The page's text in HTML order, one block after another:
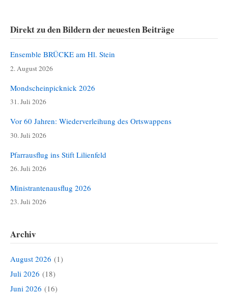
Direkt zu den Bildern der neuesten Beiträge
Ensemble BRÜCKE am Hl. Stein
2. August 2026
Mondscheinpicknick 2026
31. Juli 2026
Vor 60 Jahren: Wiederverleihung des Ortswappens
30. Juli 2026
Pfarrausflug ins Stift Lilienfeld
26. Juli 2026
Ministrantenausflug 2026
23. Juli 2026
Archiv
August 2026 (1)
Juli 2026 (18)
Juni 2026 (16)